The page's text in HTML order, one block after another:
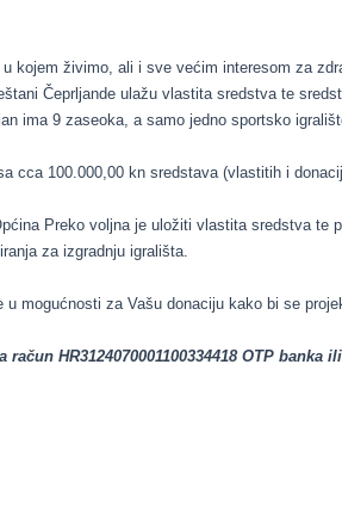
kojem živimo, ali i sve većim interesom za
Čeprljande ulažu vlastita sredstva te
ima 9 zaseoka, a samo jedno sportsko
cca 100.000,00 kn sredstava (vlastitih i
Preko voljna je uložiti vlastita sredstva
za izgradnju igrališta.
u mogućnosti za Vašu donaciju kako bi se
račun HR3124070001100334418 OTP